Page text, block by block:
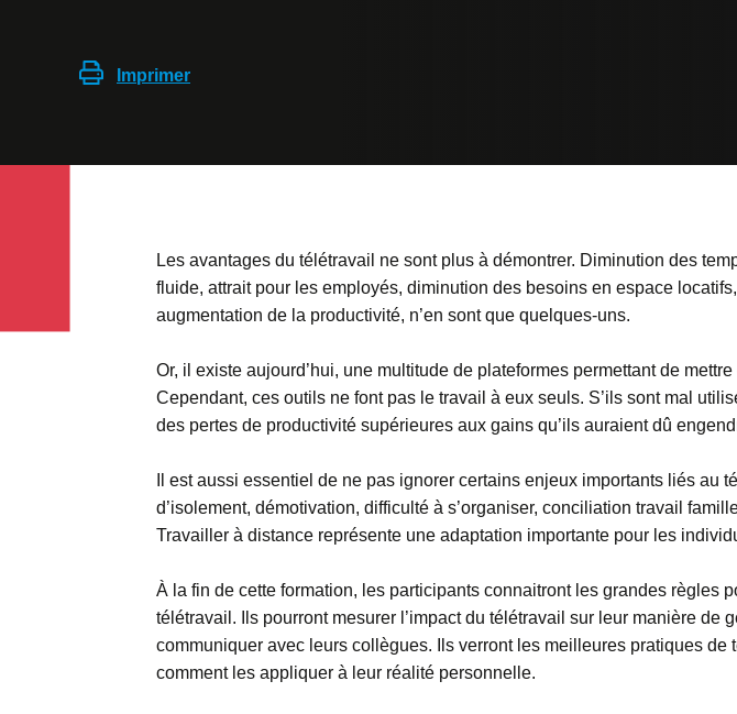
Imprimer
Les avantages du télétravail ne sont plus à démontrer. Diminution des
fluide, attrait pour les employés, diminution des besoins en espace
augmentation de la productivité, n’en sont que quelques-uns.
Or, il existe aujourd’hui, une multitude de plateformes permettant de
Cependant, ces outils ne font pas le travail à eux seuls. S’ils sont mal
des pertes de productivité supérieures aux gains qu’ils auraient dû
Il est aussi essentiel de ne pas ignorer certains enjeux importants liés au
d’isolement, démotivation, difficulté à s’organiser, conciliation travail
Travailler à distance représente une adaptation importante pour les
À la fin de cette formation, les participants connaitront les grandes règles
télétravail. Ils pourront mesurer l’impact du télétravail sur leur manière de
communiquer avec leurs collègues. Ils verront les meilleures pratiques de
comment les appliquer à leur réalité personnelle.